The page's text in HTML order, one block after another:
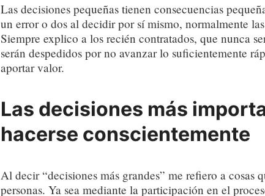
Las decisiones pequeñas tienen consecuencias
un error o dos al decidir por sí mismo, normalmente
Siempre explico a los recién contratados, que nunca
serán despedidos por no avanzar lo suficientemente
aportar valor.
Las decisiones más
hacerse conscientemente
Al decir “decisiones más grandes” me refiero a cosas
personas. Ya sea mediante la participación en el